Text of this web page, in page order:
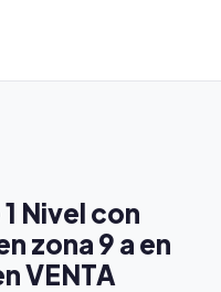
Nivel con
zona 9 a en
VENTA